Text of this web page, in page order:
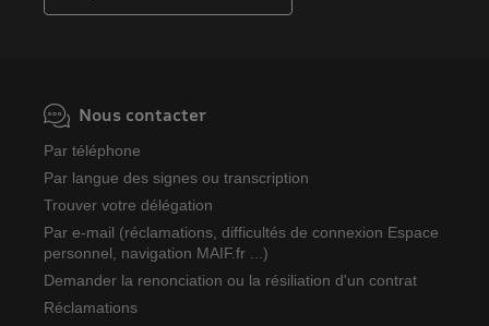
Nous contacter
Par téléphone
Par langue des signes ou transcription
Trouver votre délégation
Par e-mail (réclamations, difficultés de connexion Espace
personnel, navigation MAIF.fr ...)
Demander la renonciation ou la résiliation d'un contrat
Réclamations